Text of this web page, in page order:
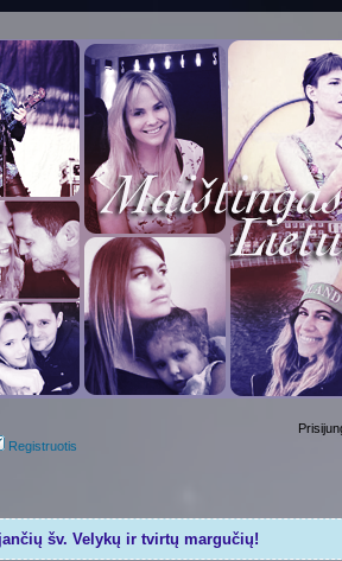
Registruotis
šv. Velykų ir tvirtų margučių!